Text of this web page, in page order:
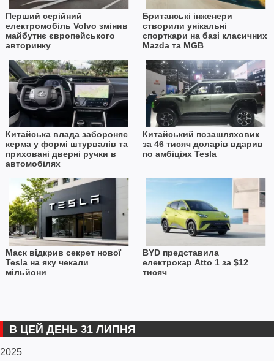
Перший серійний
електромобіль Volvo змінив
майбутнє європейського
авторинку
Британські інженери
створили унікальні
спорткари на базі класичних
Mazda та MGB
Китайська влада забороняє
керма у формі штурвалів та
приховані дверні ручки в
автомобілях
Китайський позашляховик
за 46 тисяч доларів вдарив
по амбіціях Tesla
Маск відкрив секрет нової
Tesla на яку чекали
мільйони
BYD представила
електрокар Atto 1 за $12
тисяч
В ЦЕЙ ДЕНЬ 31 ЛИПНЯ
2025